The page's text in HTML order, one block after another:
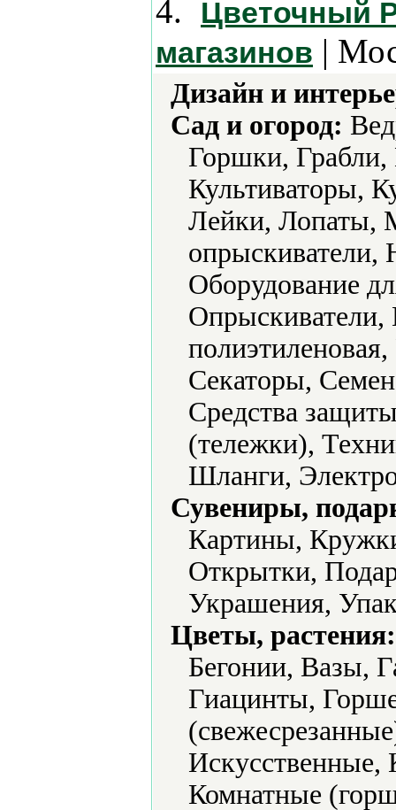
4.
Цветочный
магазинов |
Дизайн и
Сад и огород:
Горшки,
Культиваторы,
Лейки, Лопаты,
Оборудование
Секаторы,
Средства
(тележки),
Шланги,
Сувениры,
Картины,
Открытки,
Украшения,
Цветы, растения:
Бегонии, Вазы,
Гиацинты,
Комнатные